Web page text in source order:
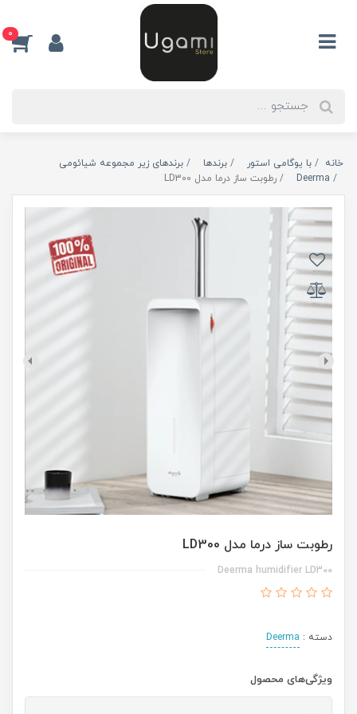
0
خانه با یوگامی استور برندها
برندهای زیر مجموعه شیائومی
Deerma
رطوبت ساز درما مدل LD300
رطوبت ساز درما مدل LD300
Deerma humidifier LD300
دسته : Deerma
ویژگی‌های محصول